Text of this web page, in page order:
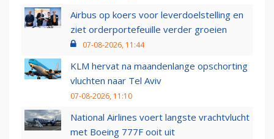
Airbus op koers voor leverdoelstelling en
ziet orderportefeuille verder groeien
07-08-2026, 11:44
KLM hervat na maandenlange opschorting
vluchten naar Tel Aviv
07-08-2026, 11:10
National Airlines voert langste vrachtvlucht
met Boeing 777F ooit uit